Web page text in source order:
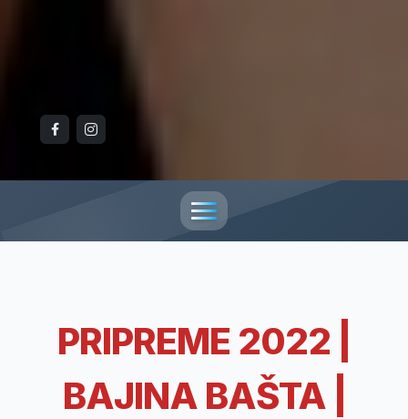
PRIPREME 2022 |
BAJINA BAŠTA |